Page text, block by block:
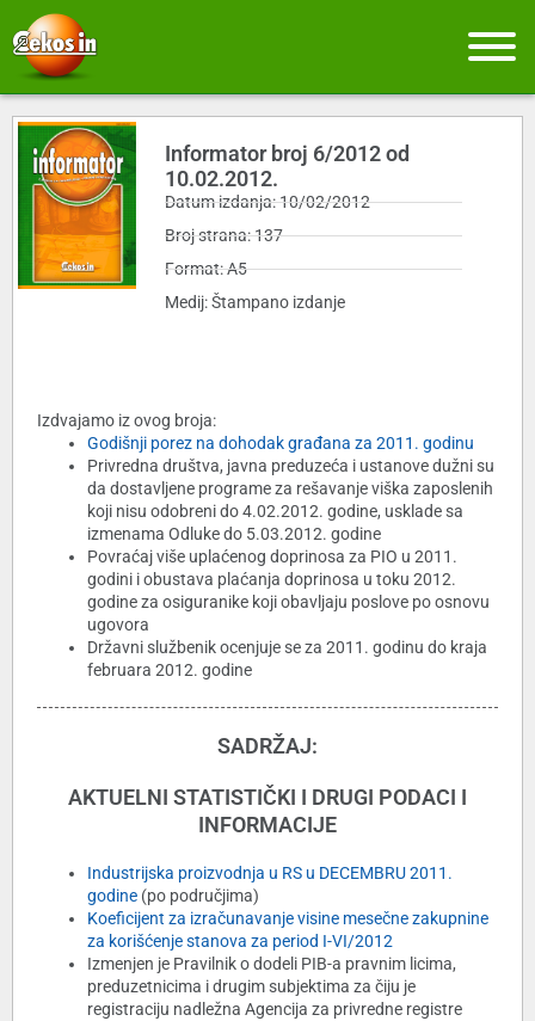
Informator broj 6/2012 od
10.02.2012.
Datum izdanja: 10/02/2012
Broj strana: 137
Format: A5
Medij: Štampano izdanje
Izdvajamo iz ovog broja:
Godišnji porez na dohodak građana za 2011. godinu
Privredna društva, javna preduzeća i ustanove dužni su
da dostavljene programe za rešavanje viška zaposlenih
koji nisu odobreni do 4.02.2012. godine, usklade sa
izmenama Odluke do 5.03.2012. godine
Povraćaj više uplaćenog doprinosa za PIO u 2011.
godini i obustava plaćanja doprinosa u toku 2012.
godine za osiguranike koji obavljaju poslove po osnovu
ugovora
Državni službenik ocenjuje se za 2011. godinu do kraja
februara 2012. godine
SADRŽAJ:
AKTUELNI STATISTIČKI I DRUGI PODACI I
INFORMACIJE
Industrijska proizvodnja u RS u DECEMBRU 2011.
godine (po područjima)
Koeficijent za izračunavanje visine mesečne zakupnine
za korišćenje stanova za period I-VI/2012
Izmenjen je Pravilnik o dodeli PIB-a pravnim licima,
preduzetnicima i drugim subjektima za čiju je
registraciju nadležna Agencija za privredne registre